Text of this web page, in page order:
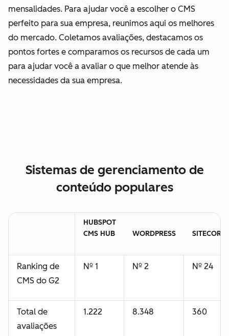
mensalidades. Para ajudar você a escolher o CMS
perfeito para sua empresa, reunimos aqui os melhores
do mercado. Coletamos avaliações, destacamos os
pontos fortes e comparamos os recursos de cada um
para ajudar você a avaliar o que melhor atende às
necessidades da sua empresa.
Sistemas de gerenciamento de
conteúdo populares
HUBSPOT
CMS HUB
WORDPRESS SITECORE
Ranking de
CMS do G2
Nº 1 Nº 2 Nº 24
Total de
avaliações
1.222 8.348 360